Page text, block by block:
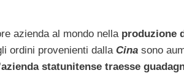
azienda al mondo nella produzione
ordini provenienti dalla Cinasono
statunitense traesse